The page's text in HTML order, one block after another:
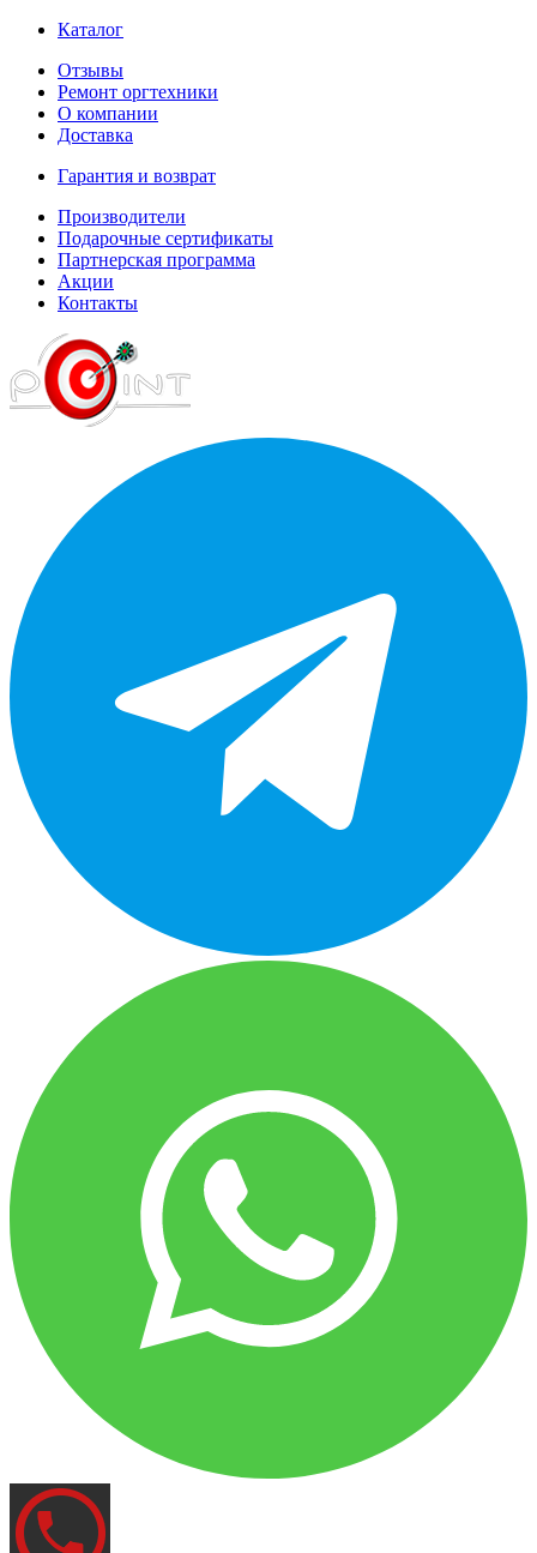
Каталог
Отзывы
Ремонт оргтехники
О компании
Доставка
Гарантия и возврат
Производители
Подарочные сертификаты
Партнерская программа
Акции
Контакты